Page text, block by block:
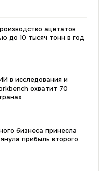
ацетатов
до 10 тысяч тонн в год
в исследования и
охватит 70
бизнеса принесла
прибыль второго